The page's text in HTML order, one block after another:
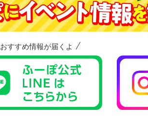
おすすめ情報が届くよ